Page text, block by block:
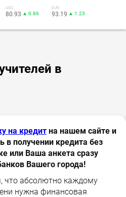
USD
80.93 ▲ 0.86
EUR
93.19 ▲ 1.23
в
на кредит на нашем сайте и
получении кредита без
или Ваша анкета сразу
Вашего города!
что абсолютно каждому
нужна финансовая